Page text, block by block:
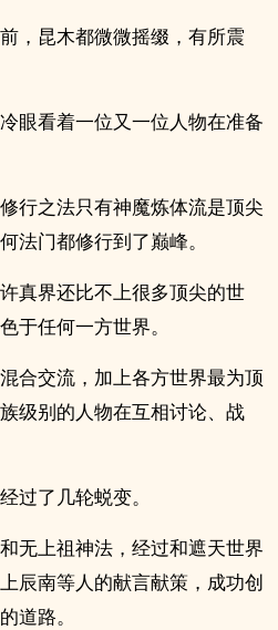
，昆木都微微摇缀，有所震
眼看着一位又一位人物在准备
行之法只有神魔炼体流是顶尖
法门都修行到了巅峰。
真界还比不上很多顶尖的世
于任何一方世界。
合交流，加上各方世界最为顶
级别的人物在互相讨论、战
过了几轮蜕变。
无上祖神法，经过和遮天世界
辰南等人的献言献策，成功创
道路。